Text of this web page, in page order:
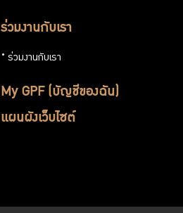
ร่วมงานกับเรา
ร่วมงานกับเรา
My GPF (บัญชีของฉัน)
แผนผังเว็บไซต์